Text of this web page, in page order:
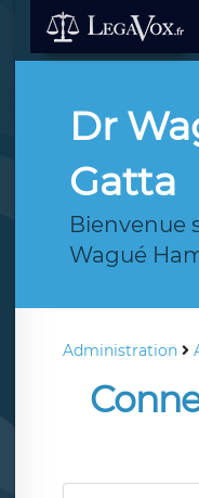
Dr
Gatta
Bienvenue
Wagué
Administration